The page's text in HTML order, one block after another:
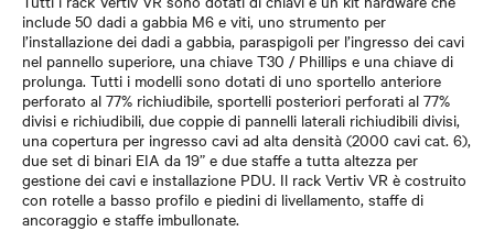
include 50 dadi a gabbia M6 e viti, uno strumento per
l’installazione dei dadi a gabbia, paraspigoli per l’ingresso dei cavi
nel pannello superiore, una chiave T30 / Phillips e una chiave di
prolunga. Tutti i modelli sono dotati di uno sportello anteriore
perforato al 77% richiudibile, sportelli posteriori perforati al 77%
divisi e richiudibili, due coppie di pannelli laterali richiudibili divisi,
una copertura per ingresso cavi ad alta densità (2000 cavi cat. 6),
due set di binari EIA da 19” e due staffe a tutta altezza per
gestione dei cavi e installazione PDU. Il rack Vertiv VR è costruito
con rotelle a basso profilo e piedini di livellamento, staffe di
ancoraggio e staffe imbullonate.